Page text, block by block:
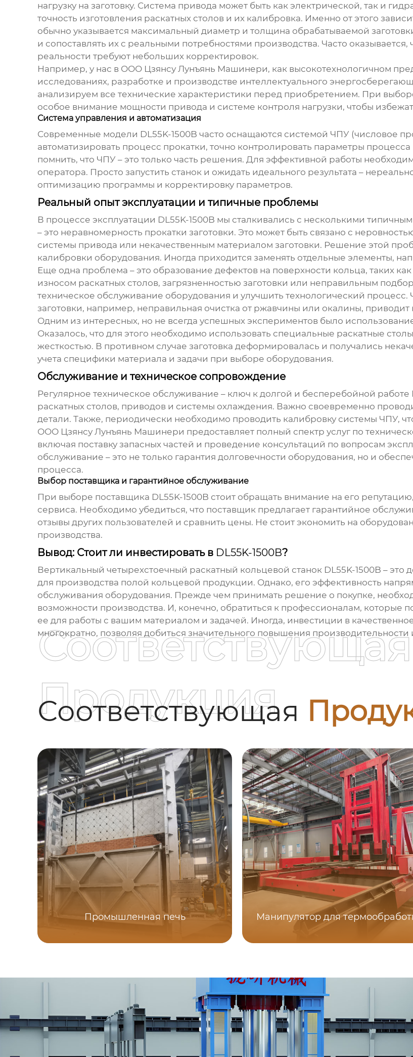
нагрузку на заготовку. Система привода может быть как электрической, так и
точность изготовления раскатных столов и их калибровка. Именно от этого
обычно указывается максимальный диаметр и толщина обрабатываемой
и сопоставлять их с реальными потребностями производства. Часто
реальности требуют небольших корректировок.
Например, у нас в ООО Цзянсу Лунъянь Машинери, как высокотехнологичном
исследованиях, разработке и производстве интеллектуального
анализируем все технические характеристики перед приобретением. При
особое внимание мощности привода и системе контроля нагрузки, чтобы
Система управления и автоматизация
Современные модели DL55K-1500B часто оснащаются системой ЧПУ (числовое
автоматизировать процесс прокатки, точно контролировать параметры
помнить, что ЧПУ – это только часть решения. Для эффективной работы
оператора. Просто запустить станок и ожидать идеального результата –
оптимизацию программы и корректировку параметров.
Реальный опыт эксплуатации и типичные проблемы
В процессе эксплуатации DL55K-1500B мы сталкивались с несколькими
– это неравномерность прокатки заготовки. Это может быть связано с
системы привода или некачественным материалом заготовки. Решение этой
калибровки оборудования. Иногда приходится заменять отдельные элементы,
Еще одна проблема – это образование дефектов на поверхности кольца, таких
износом раскатных столов, загрязненностью заготовки или неправильным
техническое обслуживание оборудования и улучшить технологический процесс.
заготовки, например, неправильная очистка от ржавчины или окалины,
Одним из интересных, но не всегда успешных экспериментов было
Оказалось, что для этого необходимо использовать специальные раскатные
жесткостью. В противном случае заготовка деформировалась и получались
учета специфики материала и задачи при выборе оборудования.
Обслуживание и техническое сопровождение
Регулярное техническое обслуживание – ключ к долгой и бесперебойной работе
раскатных столов, приводов и системы охлаждения. Важно своевременно
детали. Также, периодически необходимо проводить калибровку системы ЧПУ,
ООО Цзянсу Лунъянь Машинери предоставляет полный спектр услуг по
включая поставку запасных частей и проведение консультаций по вопросам
обслуживание – это не только гарантия долговечности оборудования, но и
процесса.
Выбор поставщика и гарантийное обслуживание
При выборе поставщика DL55K-1500B стоит обращать внимание на его
сервиса. Необходимо убедиться, что поставщик предлагает гарантийное
отзывы других пользователей и сравнить цены. Не стоит экономить на
производства.
Вывод: Стоит ли инвестировать в DL55K-1500B?
Вертикальный четырехстоечный раскатный кольцевой станок DL55K-1500B – это
для производства полой кольцевой продукции. Однако, его эффективность
обслуживания оборудования. Прежде чем принимать решение о покупке,
возможности производства. И, конечно, обратиться к профессионалам, которые
ее для работы с вашим материалом и задачей. Иногда, инвестиции в
многократно, позволяя добиться значительного повышения производительности
Соответствующая
Соответствующая
Продукция
Промышленная печь Манипулятор для